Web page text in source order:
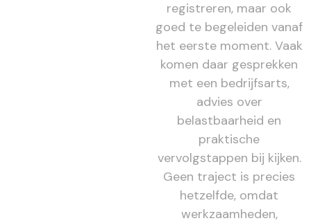
registreren, maar ook
goed te begeleiden vanaf
het eerste moment. Vaak
komen daar gesprekken
met een bedrijfsarts,
advies over
belastbaarheid en
praktische
vervolgstappen bij kijken.
Geen traject is precies
hetzelfde, omdat
werkzaamheden,